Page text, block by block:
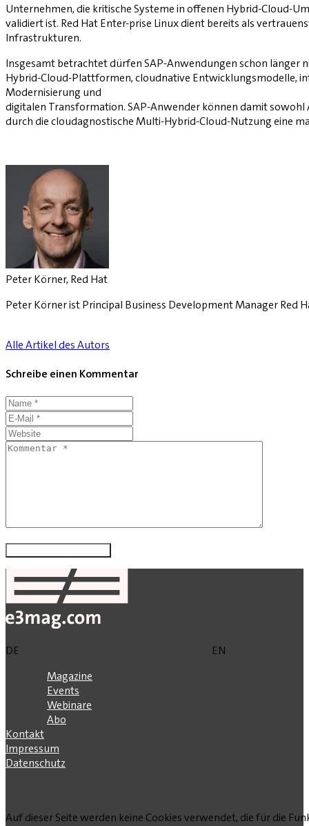
Unternehmen, die kritische Systeme in offenen Hybrid-Cloud-
validiert ist. Red Hat Enter-prise Linux dient bereits als
Infrastrukturen.
Insgesamt betrachtet dürfen SAP-Anwendungen schon länger
Hybrid-Cloud-Plattformen, cloudnative Entwicklungsmodelle,
Modernisierung und
digitalen Transformation. SAP-Anwender können damit sowohl
durch die cloudagnostische Multi-Hybrid-Cloud-Nutzung eine
Peter Körner, Red Hat
Peter Körner ist Principal Business Development Manager Red
Alle Artikel des Autors
Schreibe einen Kommentar
DE
EN
Magazine
Events
Webinare
Abo
Kontakt
Impressum
Datenschutz
Auf dieser Seite werden keine Cookies verwendet, die für die